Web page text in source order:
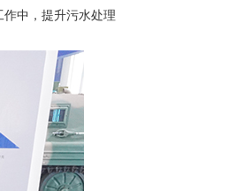
中，提升污水处理